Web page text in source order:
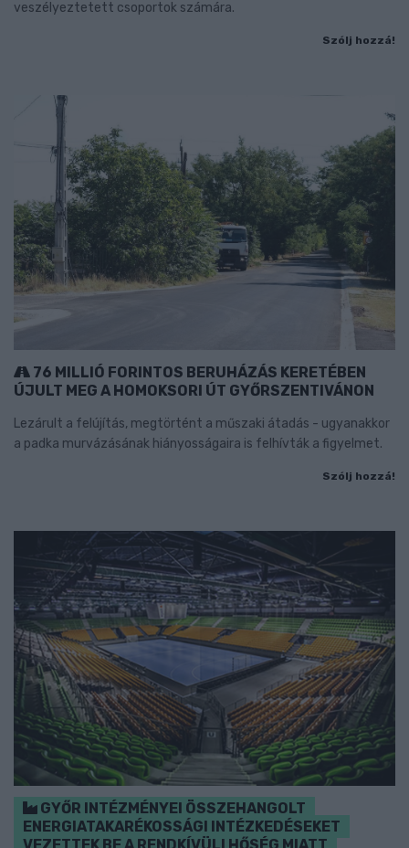
veszélyeztetett csoportok számára.
Szólj hozzá!
76 MILLIÓ FORINTOS BERUHÁZÁS KERETÉBEN
ÚJULT MEG A HOMOKSORI ÚT GYŐRSZENTIVÁNON
Lezárult a felújítás, megtörtént a műszaki átadás - ugyanakkor
a padka murvázásának hiányosságaira is felhívták a figyelmet.
Szólj hozzá!
GYŐR INTÉZMÉNYEI ÖSSZEHANGOLT
ENERGIATAKARÉKOSSÁGI INTÉZKEDÉSEKET